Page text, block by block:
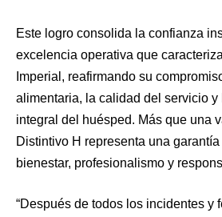
Este logro consolida la confianza
excelencia operativa que
Imperial, reafirmando su
alimentaria, la calidad del servicio y
integral del huésped. Más que una
Distintivo H representa una
bienestar, profesionalismo y
“Después de todos los incidentes y